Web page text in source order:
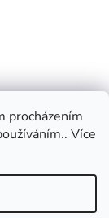
procházením
Více